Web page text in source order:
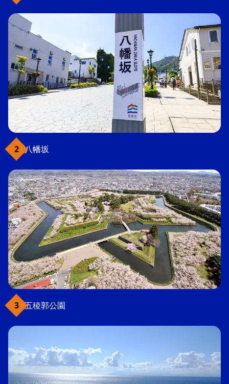
八幡坂
五稜郭公園